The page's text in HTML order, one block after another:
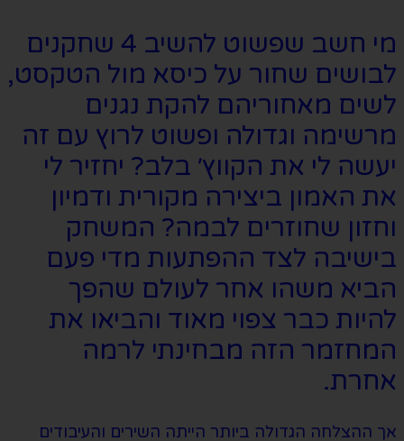
מי חשב שפשוט להשיב 4 שחקנים
לבושים שחור על כיסא מול הטקסט,
לשים מאחוריהם להקת נגנים
מרשימה וגדולה ופשוט לרוץ עם זה
יעשה לי את הקווץ׳ בלב? יחזיר לי
את האמון ביצירה מקורית ודמיון
וחזון שחוזרים לבמה? המשחק
בישיבה לצד ההפתעות מדי פעם
הביא משהו אחר לעולם שהפך
להיות כבר צפוי מאוד והביאו את
המחזמר הזה מבחינתי לרמה
אחרת.
אך ההצלחה הגדולה ביותר הייתה השירים והעיבודים